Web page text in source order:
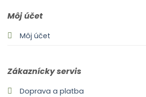
Môj účet
Môj účet
Zákaznícky servis
Doprava a platba